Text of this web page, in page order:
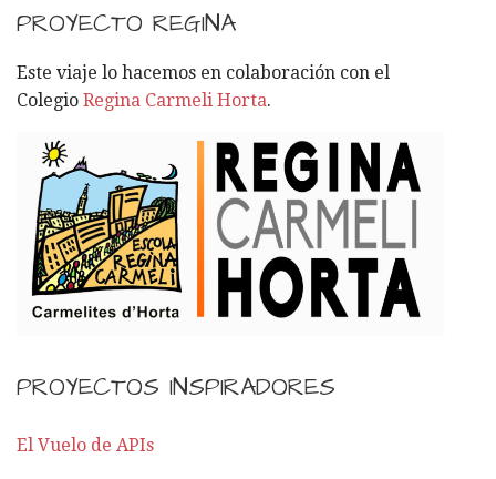
C
R
:
PROYECTO REGINA
Este viaje lo hacemos en colaboración con el
Colegio Regina Carmeli Horta.
PROYECTOS INSPIRADORES
El Vuelo de APIs